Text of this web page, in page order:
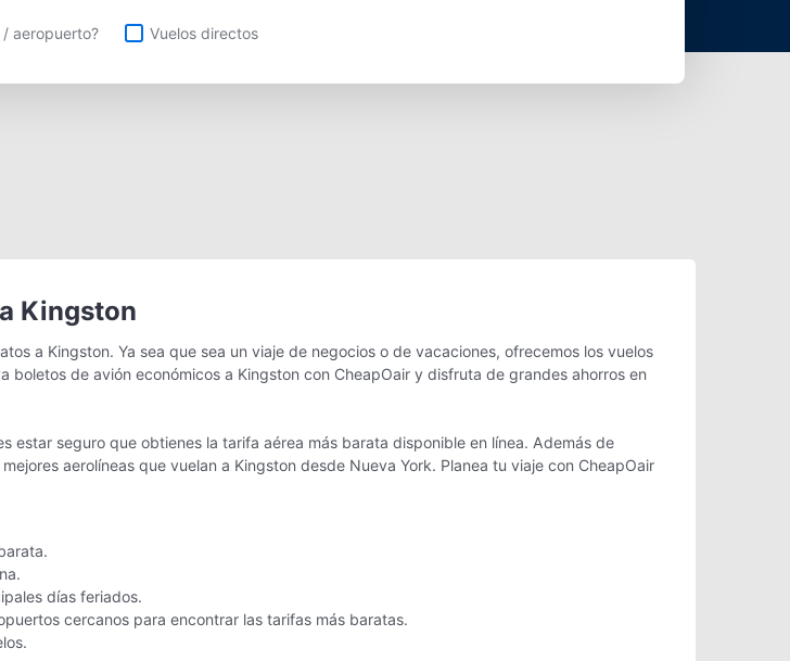
aeropuerto? Vuelos directos
Kingston
a Kingston. Ya sea que sea un viaje de negocios o de vacaciones, ofrecemos los vuelos
boletos de avión económicos a Kingston con CheapOair y disfruta de grandes ahorros en
estar seguro que obtienes la tarifa aérea más barata disponible en línea. Además de
aerolíneas que vuelan a Kingston desde Nueva York. Planea tu viaje con CheapOair
días feriados.
cercanos para encontrar las tarifas más baratas.